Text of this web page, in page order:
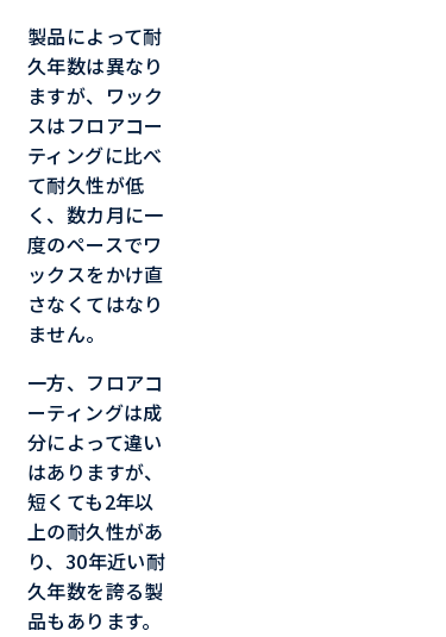
製品によって耐
久年数は異なり
ますが、ワック
スはフロアコー
ティングに比べ
て耐久性が低
く、数カ月に一
度のペースでワ
ックスをかけ直
さなくてはなり
ません。
一方、フロアコ
ーティングは成
分によって違い
はありますが、
短くても2年以
上の耐久性があ
り、30年近い耐
久年数を誇る製
品もあります。